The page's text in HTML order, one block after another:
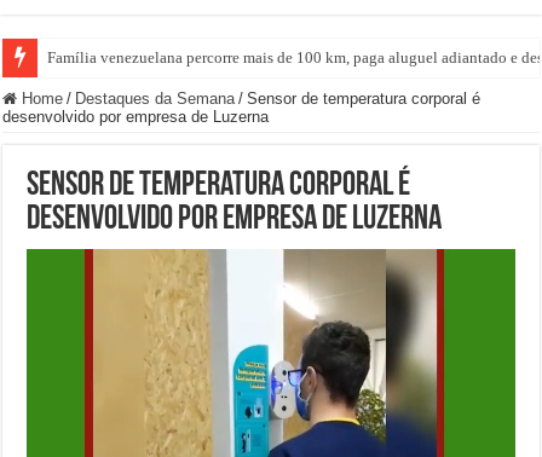
Família venezuelana percorre mais de 100 km, paga aluguel adiantado e
Centro de ciclone fica sobre o oceano e não atinge diretamente SC,
Home / Destaques da Semana / Sensor de temperatura corporal é
desenvolvido por empresa de Luzerna
Sensor de temperatura corporal é
desenvolvido por empresa de Luzerna